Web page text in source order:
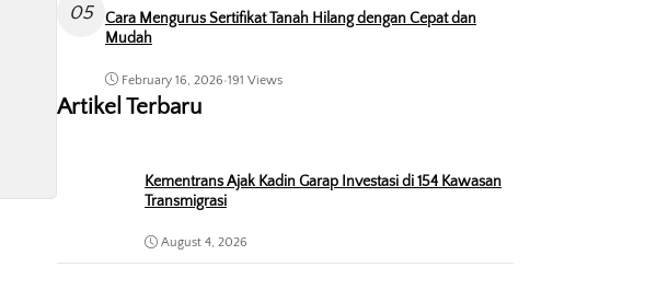
05
Cara Mengurus Sertifikat Tanah Hilang dengan Cepat dan
Mudah
February 16, 2026•191 Views
Artikel Terbaru
Kementrans Ajak Kadin Garap Investasi di 154 Kawasan
Transmigrasi
August 4, 2026